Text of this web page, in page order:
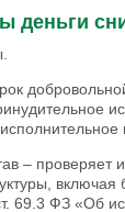
деньги
–
69.3 ФЗ «Об